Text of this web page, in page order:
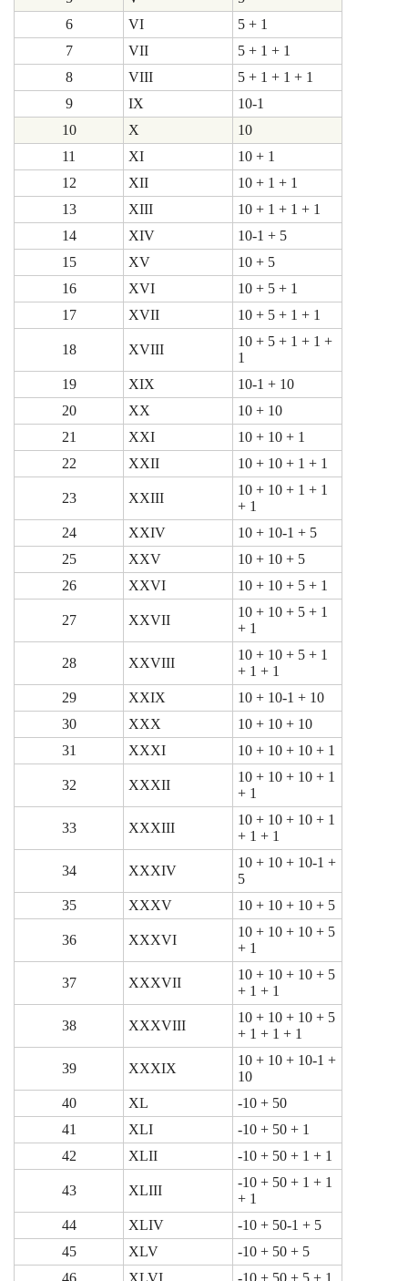
6
VI
5 + 1
7
VII
5 + 1 + 1
8
VIII
5 + 1 + 1 + 1
9
IX
10-1
10
X
10
11
XI
10 + 1
12
XII
10 + 1 + 1
13
XIII
10 + 1 + 1 + 1
14
XIV
10-1 + 5
15
XV
10 + 5
16
XVI
10 + 5 + 1
17
XVII 10 + 5 + 1 + 1
18 XVIII
10 + 5 + 1 + 1 +
1
19
XIX
10-1 + 10
20
XX
10 + 10
21
XXI
10 + 10 + 1
22
XXII 10 + 10 + 1 + 1
23 XXIII
10 + 10 + 1 + 1
+ 1
24
XXIV
10 + 10-1 + 5
25
XXV
10 + 10 + 5
26
XXVI 10 + 10 + 5 + 1
27 XXVII
10 + 10 + 5 + 1
+ 1
28 XXVIII
10 + 10 + 5 + 1
+ 1 + 1
29
XXIX
10 + 10-1 + 10
30
XXX
10 + 10 + 10
31
XXXI 10 + 10 + 10 + 1
32 XXXII
10 + 10 + 10 + 1
+ 1
33 XXXIII
10 + 10 + 10 + 1
+ 1 + 1
34 XXXIV
10 + 10 + 10-1 +
5
35
XXXV 10 + 10 + 10 + 5
36 XXXVI
10 + 10 + 10 + 5
+ 1
37 XXXVII
10 + 10 + 10 + 5
+ 1 + 1
38 XXXVIII
10 + 10 + 10 + 5
+ 1 + 1 + 1
39 XXXIX
10 + 10 + 10-1 +
10
40
XL
-10 + 50
41
XLI
-10 + 50 + 1
42
XLII -10 + 50 + 1 + 1
43 XLIII
-10 + 50 + 1 + 1
+ 1
44
XLIV
-10 + 50-1 + 5
45
XLV
-10 + 50 + 5
46
XLVI -10 + 50 + 5 + 1